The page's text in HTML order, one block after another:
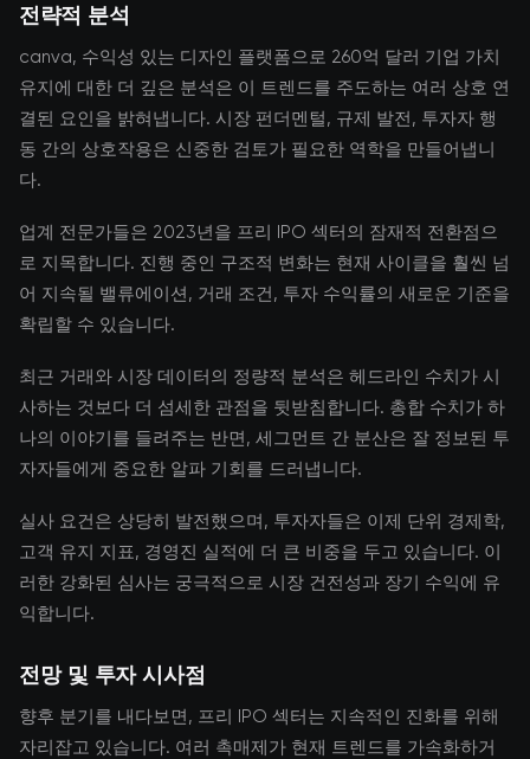
전략적 분석
canva, 수익성 있는 디자인 플랫폼으로 260억 달러 기업 가치
유지에 대한 더 깊은 분석은 이 트렌드를 주도하는 여러 상호 연
결된 요인을 밝혀냅니다. 시장 펀더멘털, 규제 발전, 투자자 행
동 간의 상호작용은 신중한 검토가 필요한 역학을 만들어냅니
다.
업계 전문가들은 2023년을 프리 IPO 섹터의 잠재적 전환점으
로 지목합니다. 진행 중인 구조적 변화는 현재 사이클을 훨씬 넘
어 지속될 밸류에이션, 거래 조건, 투자 수익률의 새로운 기준을
확립할 수 있습니다.
최근 거래와 시장 데이터의 정량적 분석은 헤드라인 수치가 시
사하는 것보다 더 섬세한 관점을 뒷받침합니다. 총합 수치가 하
나의 이야기를 들려주는 반면, 세그먼트 간 분산은 잘 정보된 투
자자들에게 중요한 알파 기회를 드러냅니다.
실사 요건은 상당히 발전했으며, 투자자들은 이제 단위 경제학,
고객 유지 지표, 경영진 실적에 더 큰 비중을 두고 있습니다. 이
러한 강화된 심사는 궁극적으로 시장 건전성과 장기 수익에 유
익합니다.
전망 및 투자 시사점
향후 분기를 내다보면, 프리 IPO 섹터는 지속적인 진화를 위해
자리잡고 있습니다. 여러 촉매제가 현재 트렌드를 가속화하거